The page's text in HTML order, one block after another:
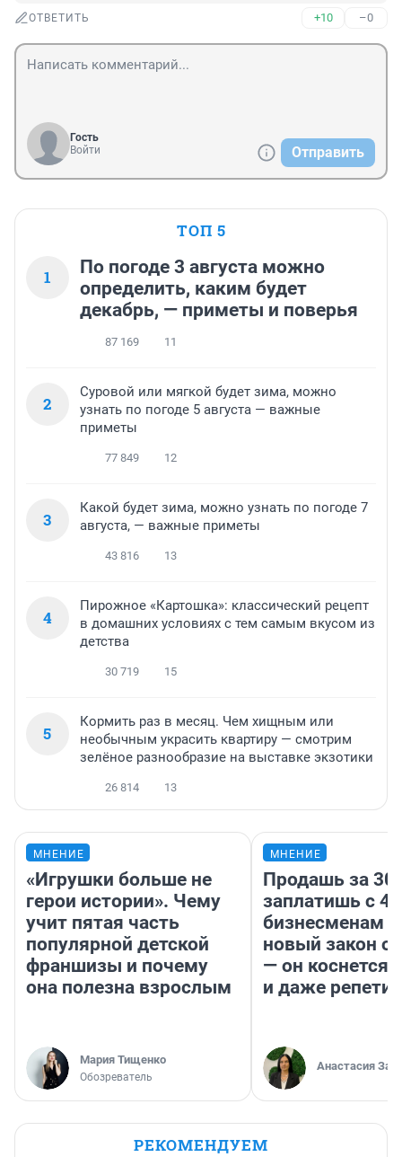
ОТВЕТИТЬ +10 –0
Гость
Войти
Отправить
ТОП 5
1
По погоде 3 августа можно
определить, каким будет
декабрь, — приметы и поверья
87 169 11
2
Суровой или мягкой будет зима, можно
узнать по погоде 5 августа — важные
приметы
77 849 12
3
Какой будет зима, можно узнать по погоде 7
августа, — важные приметы
43 816 13
4
Пирожное «Картошка»: классический рецепт
в домашних условиях с тем самым вкусом из
детства
30 719 15
5
Кормить раз в месяц. Чем хищным или
необычным украсить квартиру — смотрим
зелёное разнообразие на выставке экзотики
26 814 13
МНЕНИЕ
«Игрушки больше не
герои истории». Чему
учит пятая часть
популярной детской
франшизы и почему
она полезна взрослым
Мария Тищенко
Обозреватель
МНЕНИЕ
Продашь за
заплатишь с
бизнесменам
новый закон о
— он коснется
и даже
Анастасия
РЕКОМЕНДУЕМ